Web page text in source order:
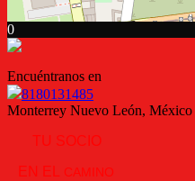
0
Encuéntranos en
8180131485
Monterrey Nuevo León, México
TU SOCIO
EN EL CAMINO